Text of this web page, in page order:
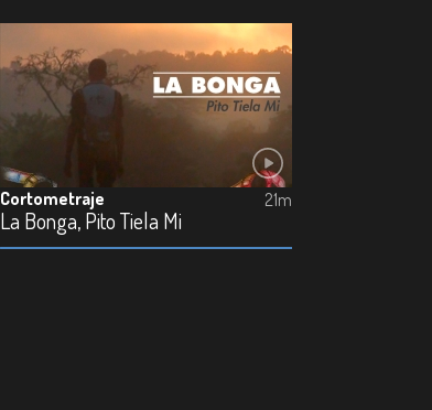
Cortometraje
La Bonga, Pito Tiela Mi
21m